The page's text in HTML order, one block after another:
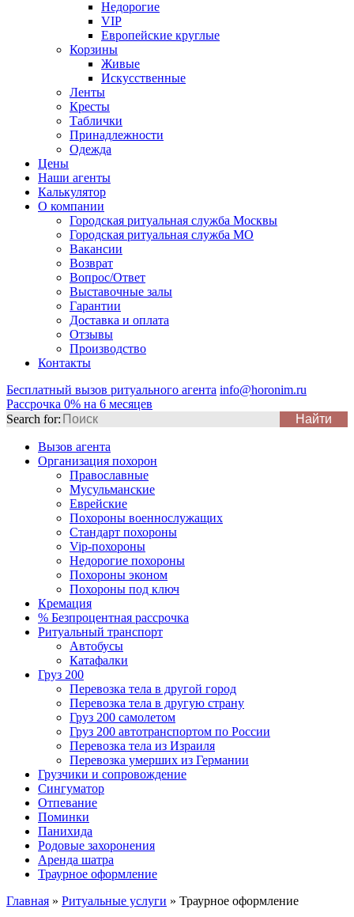
Недорогие
VIP
Европейские круглые
Корзины
Живые
Искусственные
Ленты
Кресты
Таблички
Принадлежности
Одежда
Цены
Наши агенты
Калькулятор
О компании
Городская ритуальная служба Москвы
Городская ритуальная служба МО
Вакансии
Возврат
Вопрос/Ответ
Выставочные залы
Гарантии
Доставка и оплата
Отзывы
Производство
Контакты
Бесплатный вызов ритуального агента info@horonim.ru
Рассрочка 0% на 6 месяцев
Search for:
Вызов агента
Организация похорон
Православные
Мусульманские
Еврейские
Похороны военнослужащих
Стандарт похороны
Vip-похороны
Недорогие похороны
Похороны эконом
Похороны под ключ
Кремация
% Безпроцентная рассрочка
Ритуальный транспорт
Автобусы
Катафалки
Груз 200
Перевозка тела в другой город
Перевозка тела в другую страну
Груз 200 самолетом
Груз 200 автотранспортом по России
Перевозка тела из Израиля
Перевозка умерших из Германии
Грузчики и сопровождение
Сингуматор
Отпевание
Поминки
Панихида
Родовые захоронения
Аренда шатра
Траурное оформление
Главная » Ритуальные услуги » Траурное оформление